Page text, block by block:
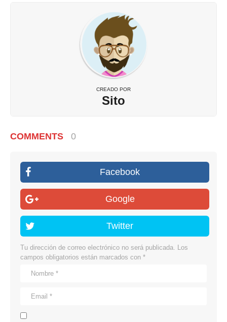
CREADO POR
Sito
COMMENTS 0
Facebook
Google
Twitter
Tu dirección de correo electrónico no será publicada.
Los
campos obligatorios están marcados con *